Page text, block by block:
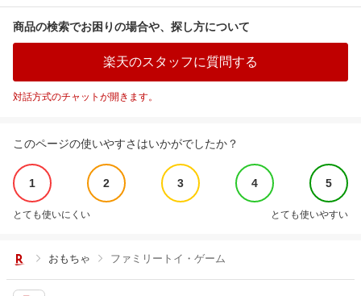
商品の検索でお困りの場合や、探し方について
楽天のスタッフに質問する
対話方式のチャットが開きます。
このページの使いやすさはいかがでしたか？
1 2 3 4 5
とても使いにくい とても使いやすい
おもちゃ ファミリートイ・ゲーム